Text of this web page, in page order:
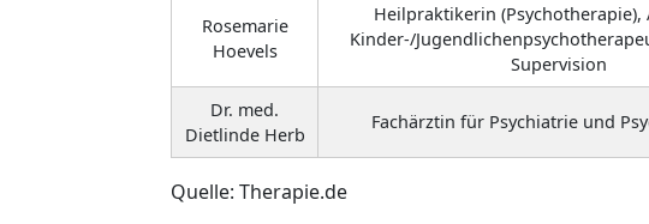
Rosemarie
Hoevels
Heilpraktikerin
Kinder-/
Supervision
Dr. med.
Dietlinde Herb
Fachärztin für Psychiatrie und
Quelle: Therapie.de